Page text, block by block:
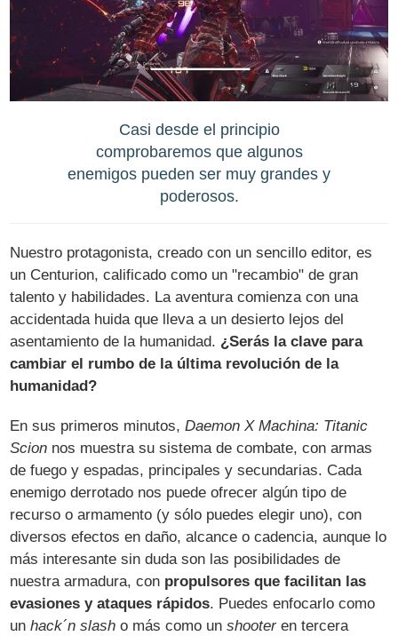
Casi desde el principio
comprobaremos que algunos
enemigos pueden ser muy grandes y
poderosos.
Nuestro protagonista, creado con un sencillo editor, es
un Centurion, calificado como un "recambio" de gran
talento y habilidades. La aventura comienza con una
accidentada huida que lleva a un desierto lejos del
asentamiento de la humanidad. ¿Serás la clave para
cambiar el rumbo de la última revolución de la
humanidad?
En sus primeros minutos,Daemon X Machina: Titanic
Scion nos muestra su sistema de combate, con armas
de fuego y espadas, principales y secundarias. Cada
enemigo derrotado nos puede ofrecer algún tipo de
recurso o armamento (y sólo puedes elegir uno), con
diversos efectos en daño, alcance o cadencia, aunque lo
más interesante sin duda son las posibilidades de
nuestra armadura, con propulsores que facilitan las
evasiones y ataques rápidos. Puedes enfocarlo como
unhack´n slash o más como unshooteren tercera